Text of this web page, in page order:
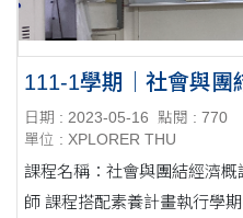
111-1學期｜社會與團
日期 : 2023-05-16
點閱 : 770
單位 : XPLORER THU
課程名稱：社會與團結經濟概論 授課教師：社會系許甘
師 課程搭配素養計畫執行學期：111-1學期 ⭓ 課程內容 本